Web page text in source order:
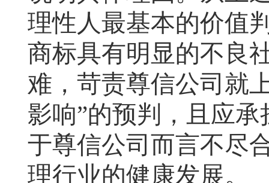
理性人最基本的价值
商标具有明显的不良
难，苛责尊信公司就
影响”的预判，且应
于尊信公司而言不尽
理行业的健康发展。